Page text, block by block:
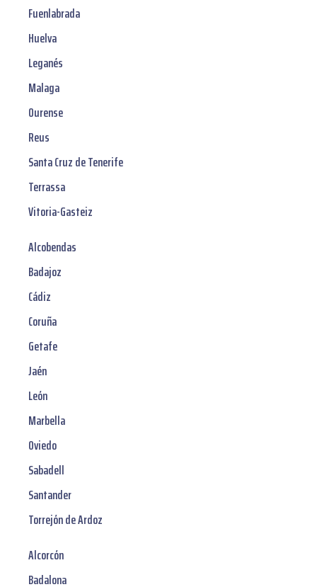
Fuenlabrada
Huelva
Leganés
Malaga
Ourense
Reus
Santa Cruz de Tenerife
Terrassa
Vitoria-Gasteiz
Alcobendas
Badajoz
Cádiz
Coruña
Getafe
Jaén
León
Marbella
Oviedo
Sabadell
Santander
Torrejón de Ardoz
Alcorcón
Badalona